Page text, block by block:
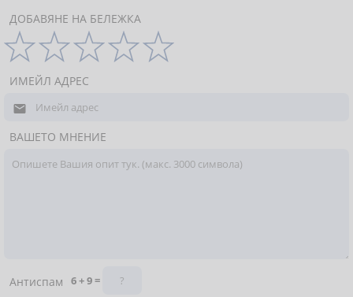
ДОБАВЯНЕ НА БЕЛЕЖКА
ИМЕЙЛ АДРЕС

ВАШЕТО МНЕНИЕ
Антиспам
6 + 9 =